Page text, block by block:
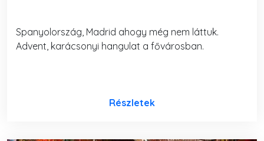
Spanyolország, Madrid ahogy még nem láttuk.
Advent, karácsonyi hangulat a fővárosban.
Részletek